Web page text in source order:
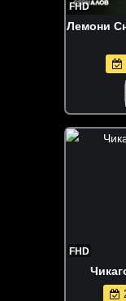
FHD
Лeмoни
FHD